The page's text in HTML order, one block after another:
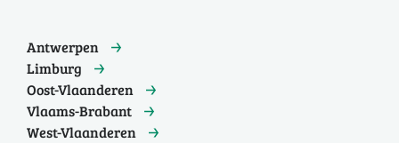
Antwerpen
Limburg
Oost-Vlaanderen
Vlaams-Brabant
West-Vlaanderen